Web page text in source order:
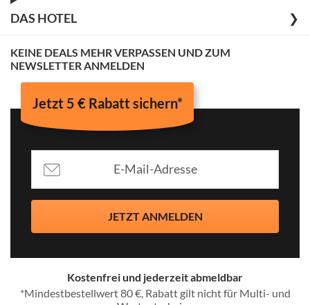
DAS HOTEL ❯
KEINE DEALS MEHR VERPASSEN UND ZUM
NEWSLETTER ANMELDEN
Jetzt 5 € Rabatt sichern*
JETZT ANMELDEN
Kostenfrei und jederzeit abmeldbar
*Mindestbestellwert 80 €, Rabatt gilt nicht für Multi- und